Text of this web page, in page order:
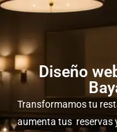
Diseño
Transformamos tu
aumenta tus reservas